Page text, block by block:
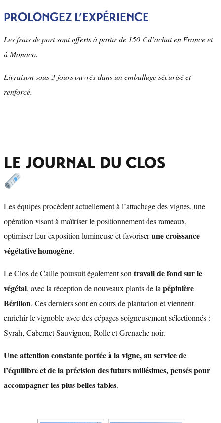
PROLONGEZ L’EXPÉRIENCE
Les frais de port sont offerts à partir de 150 € d’achat en France et
à Monaco.
Livraison sous 3 jours ouvrés dans un emballage sécurisé et
renforcé.
LE JOURNAL DU CLOS
Les équipes procèdent actuellement à l’attachage des vignes, une
opération visant à maîtriser le positionnement des rameaux,
optimiser leur exposition lumineuse et favoriserune croissance
végétative homogène.
Le Clos de Caille poursuit également son travail de fond sur le
végétal, avec la réception de nouveaux plants de la pépinière
Bérillon. Ces derniers sont en cours de plantation et viennent
enrichir le vignoble avec des cépages soigneusement sélectionnés :
Syrah, Cabernet Sauvignon, Rolle et Grenache noir.
Une attention constante portée à la vigne, au service de
l’équilibre et de la précision des futurs millésimes, pensés pour
accompagner les plus belles tables.